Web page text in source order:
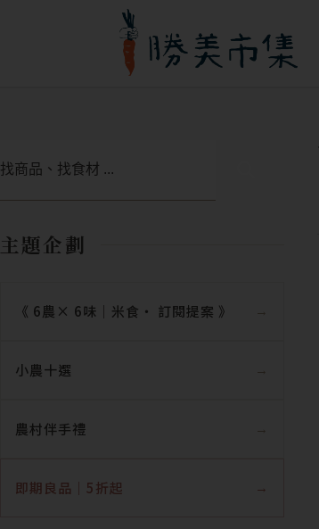
容
主題企劃
《 6農× 6味｜米食‧ 訂閱提案 》
小農十選
農村伴手禮
即期良品｜5折起